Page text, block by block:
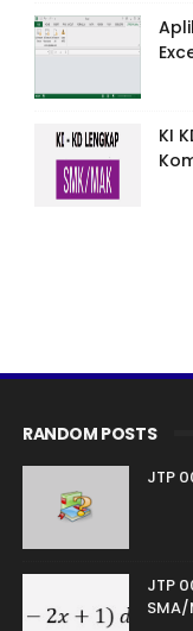
KI
RANDOM POSTS
JTP
JTP